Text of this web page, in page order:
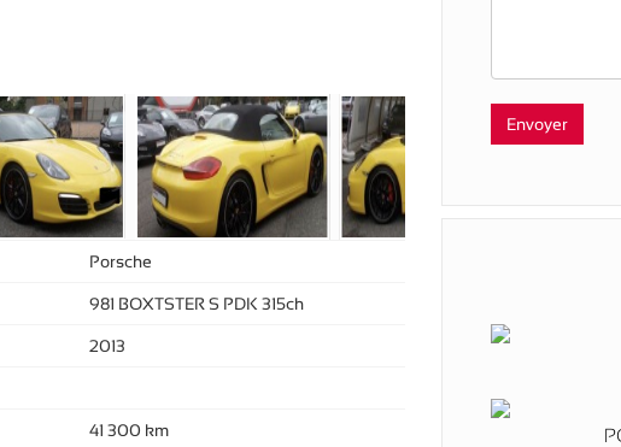
Porsche
981 BOXTSTER S PDK 315ch
2013
41 300 km